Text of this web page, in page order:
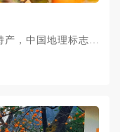
产，中国地理标志产
带来味蕾的极致体